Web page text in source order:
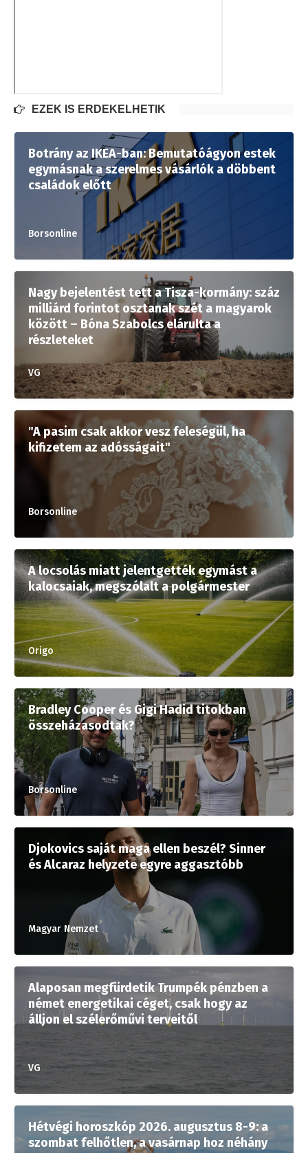
EZEK IS ÉRDEKELHETIK
Botrány az IKEA-ban: Bemutatóágyon estek
egymásnak a szerelmes vásárlók a döbbent
családok előtt
Borsonline
Nagy bejelentést tett a Tisza-kormány: száz
milliárd forintot osztanak szét a magyarok
között – Bóna Szabolcs elárulta a
részleteket
VG
"A pasim csak akkor vesz feleségül, ha
kifizetem az adósságait"
Borsonline
A locsolás miatt jelentgették egymást a
kalocsaiak, megszólalt a polgármester
Origo
Bradley Cooper és Gigi Hadid titokban
összeházasodtak?
Borsonline
Djokovics saját maga ellen beszél? Sinner
és Alcaraz helyzete egyre aggasztóbb
Magyar Nemzet
Alaposan megfürdetik Trumpék pénzben a
német energetikai céget, csak hogy az
álljon el szélerőművi terveitől
VG
Hétvégi horoszkóp 2026. augusztus 8-9: a
szombat felhőtlen, a vasárnap hoz néhány